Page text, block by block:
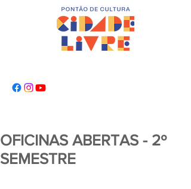
OFICINAS ABERTAS - 2º
SEMESTRE